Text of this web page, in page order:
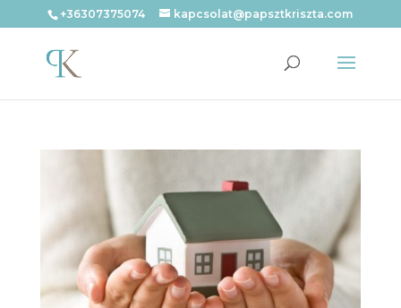
+36307375074 kapcsolat@papsztkriszta.com